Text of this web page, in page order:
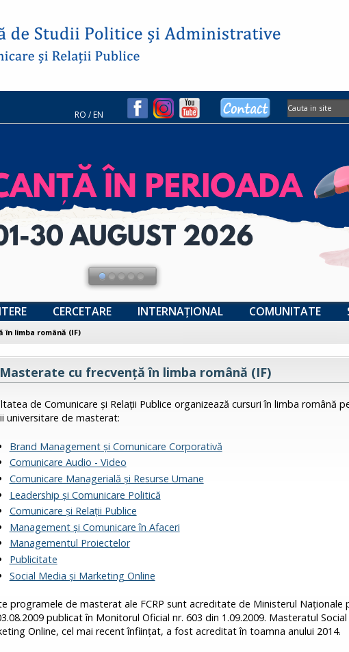
RO /EN
CERCETARE INTERNAȚIONAL COMUNITATE
în limba română (IF)
Masterate cu frecvență în limba română (IF)
de Comunicare şi Relaţii Publice organizează cursuri în limba română
universitare de masterat:
Brand Management și Comunicare Corporativă
Comunicare Audio - Video
Comunicare Managerială și Resurse Umane
Leadership și Comunicare Politică
Comunicare și Relații Publice
Management și Comunicare în Afaceri
Managementul Proiectelor
Publicitate
Social Media și Marketing Online
programele de masterat ale FCRP sunt acreditate de Ministerul Naţionale
publicat în Monitorul Oficial nr. 603 din 1.09.2009. Masteratul
Online, cel mai recent înființat, a fost acreditat în toamna anului 2014.